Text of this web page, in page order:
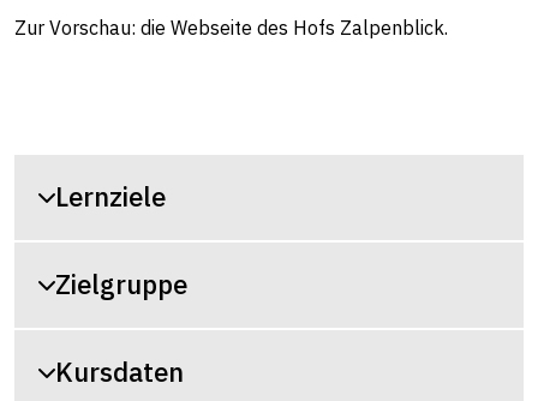
Zur Vorschau: die Webseite des Hofs Zalpenblick.
Lernziele
Zielgruppe
Kursdaten